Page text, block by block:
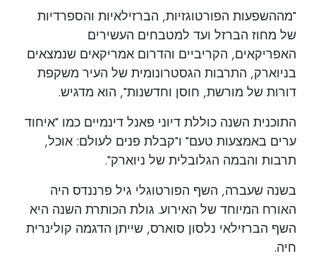
"מההשפעות הפורטוגזיות, הברזילאיות והספרדיות
של מחוז הברזל ועד למטבחים העשירים
האפריקאים, הקריביים והדרום אמריקאים שנמצאים
בניוארק, התרבות הגסטרונומית של העיר משקפת
דורות של מורשת, חוסן וחדשנות", הוא מדגיש.
התוכנית השנה כוללת דיוני פאנל דינמיים כמו "איחוד
ערים באמצעות טעם" ו"קבלת פנים לעולם: אוכל,
תרבות והבמה הגלובלית של ניוארק".
בשנה שעברה, השף הפורטוגלי גיל פרננדס היה
האורח המיוחד של האירוע. גולת הכותרת השנה היא
השף הברזילאי נלסון סוארס, שייתן הדגמה קולינרית
חיה.